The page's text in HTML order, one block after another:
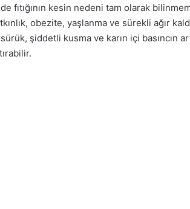
fıtığının kesin nedeni tam olarak
obezite, yaşlanma ve sürekli ağır
şiddetli kusma ve karın içi basıncın